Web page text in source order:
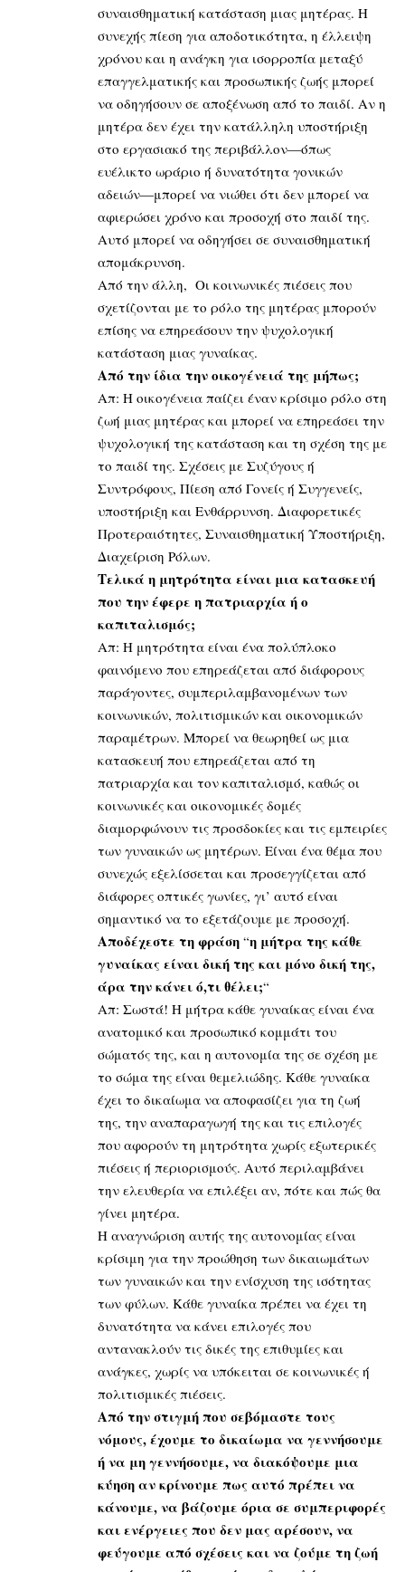
συναισθηματική κατάσταση μιας μητέρας. Η
συνεχής πίεση για αποδοτικότητα, η έλλειψη
χρόνου και η ανάγκη για ισορροπία μεταξύ
επαγγελματικής και προσωπικής ζωής μπορεί
να οδηγήσουν σε αποξένωση από το παιδί. Αν η
μητέρα δεν έχει την κατάλληλη υποστήριξη
στο εργασιακό της περιβάλλον—όπως
ευέλικτο ωράριο ή δυνατότητα γονικών
αδειών—μπορεί να νιώθει ότι δεν μπορεί να
αφιερώσει χρόνο και προσοχή στο παιδί της.
Αυτό μπορεί να οδηγήσει σε συναισθηματική
απομάκρυνση.
Από την άλλη, Οι κοινωνικές πιέσεις που
σχετίζονται με το ρόλο της μητέρας μπορούν
επίσης να επηρεάσουν την ψυχολογική
κατάσταση μιας γυναίκας.
Από την ίδια την οικογένειά της μήπως;
Απ: Η οικογένεια παίζει έναν κρίσιμο ρόλο στη
ζωή μιας μητέρας και μπορεί να επηρεάσει την
ψυχολογική της κατάσταση και τη σχέση της με
το παιδί της. Σχέσεις με Συζύγους ή
Συντρόφους, Πίεση από Γονείς ή Συγγενείς,
υποστήριξη και Ενθάρρυνση. Διαφορετικές
Προτεραιότητες, Συναισθηματική Υποστήριξη,
Διαχείριση Ρόλων.
Τελικά η μητρότητα είναι μια κατασκευή
που την έφερε η πατριαρχία ή ο
καπιταλισμός;
Απ: Η μητρότητα είναι ένα πολύπλοκο
φαινόμενο που επηρεάζεται από διάφορους
παράγοντες, συμπεριλαμβανομένων των
κοινωνικών, πολιτισμικών και οικονομικών
παραμέτρων. Μπορεί να θεωρηθεί ως μια
κατασκευή που επηρεάζεται από τη
πατριαρχία και τον καπιταλισμό, καθώς οι
κοινωνικές και οικονομικές δομές
διαμορφώνουν τις προσδοκίες και τις εμπειρίες
των γυναικών ως μητέρων. Είναι ένα θέμα που
συνεχώς εξελίσσεται και προσεγγίζεται από
διάφορες οπτικές γωνίες, γι’ αυτό είναι
σημαντικό να το εξετάζουμε με προσοχή.
Αποδέχεστε τη φράση “η μήτρα της κάθε
γυναίκας είναι δική της και μόνο δική της,
άρα την κάνει ό,τι θέλει;“
Απ: Σωστά! Η μήτρα κάθε γυναίκας είναι ένα
ανατομικό και προσωπικό κομμάτι του
σώματός της, και η αυτονομία της σε σχέση με
το σώμα της είναι θεμελιώδης. Κάθε γυναίκα
έχει το δικαίωμα να αποφασίζει για τη ζωή
της, την αναπαραγωγή της και τις επιλογές
που αφορούν τη μητρότητα χωρίς εξωτερικές
πιέσεις ή περιορισμούς. Αυτό περιλαμβάνει
την ελευθερία να επιλέξει αν, πότε και πώς θα
γίνει μητέρα.
Η αναγνώριση αυτής της αυτονομίας είναι
κρίσιμη για την προώθηση των δικαιωμάτων
των γυναικών και την ενίσχυση της ισότητας
των φύλων. Κάθε γυναίκα πρέπει να έχει τη
δυνατότητα να κάνει επιλογές που
αντανακλούν τις δικές της επιθυμίες και
ανάγκες, χωρίς να υπόκειται σε κοινωνικές ή
πολιτισμικές πιέσεις.
Από την στιγμή που σεβόμαστε τους
νόμους, έχουμε το δικαίωμα να γεννήσουμε
ή να μη γεννήσουμε, να διακόψουμε μια
κύηση αν κρίνουμε πως αυτό πρέπει να
κάνουμε, να βάζουμε όρια σε συμπεριφορές
και ενέργειες που δεν μας αρέσουν, να
φεύγουμε από σχέσεις και να ζούμε τη ζωή